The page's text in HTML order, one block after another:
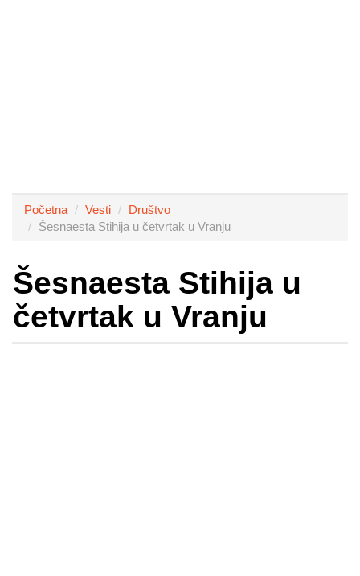
Početna Vesti
Društvo
Šesnaesta Stihija u četvrtak u Vranju
Šesnaesta Stihija u
četvrtak u Vranju